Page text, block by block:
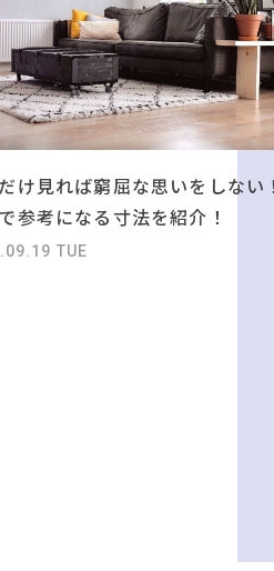
け見れば窮屈な思いをしない
参考になる寸法を紹介！
TUE